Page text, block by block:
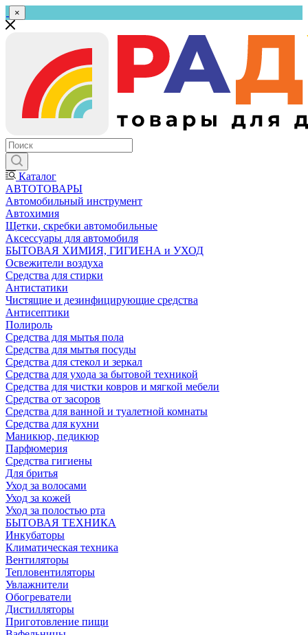
×
Каталог
АВТОТОВАРЫ
Автомобильный инструмент
Автохимия
Щетки, скребки автомобильные
Аксессуары для автомобиля
БЫТОВАЯ ХИМИЯ, ГИГИЕНА и УХОД
Освежители воздуха
Средства для стирки
Антистатики
Чистящие и дезинфицирующие средства
Антисептики
Полироль
Средства для мытья пола
Средства для мытья посуды
Средства для стекол и зеркал
Средства для ухода за бытовой техникой
Средства для чистки ковров и мягкой мебели
Средства от засоров
Средства для ванной и туалетной комнаты
Средства для кухни
Маникюр, педикюр
Парфюмерия
Средства гигиены
Для бритья
Уход за волосами
Уход за кожей
Уход за полостью рта
БЫТОВАЯ ТЕХНИКА
Инкубаторы
Климатическая техника
Вентиляторы
Тепловентиляторы
Увлажнители
Обогреватели
Дистилляторы
Приготовление пищи